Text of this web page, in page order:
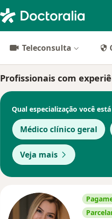
Teleconsulta
Profissionais com
Qual especialização você
Médico clínico geral
Veja mais